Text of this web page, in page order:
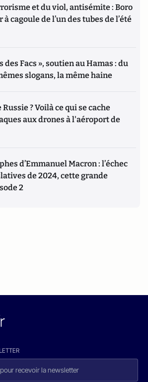
et du viol, antisémite : Boro
cagoule de l’un des tubes de l’été
des Facs », soutien au Hamas : du
slogans, la même haine
? Voilà ce qui se cache
aux drones à l'aéroport de
d’Emmanuel Macron : l’échec
de 2024, cette grande
2